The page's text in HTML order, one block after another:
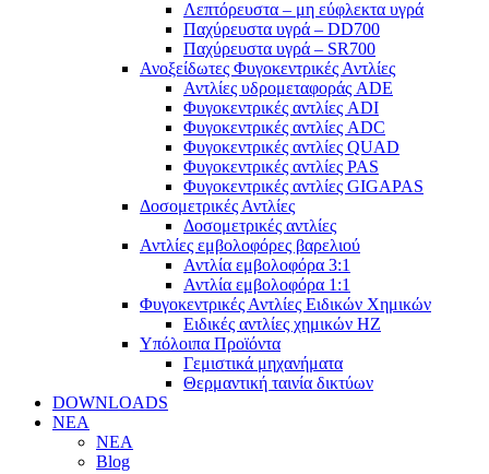
Λεπτόρευστα – μη εύφλεκτα υγρά
Παχύρευστα υγρά – DD700
Παχύρευστα υγρά – SR700
Ανοξείδωτες Φυγοκεντρικές Αντλίες
Αντλίες υδρομεταφοράς ADE
Φυγοκεντρικές αντλίες ADI
Φυγοκεντρικές αντλίες ADC
Φυγοκεντρικές αντλίες QUAD
Φυγοκεντρικές αντλίες PAS
Φυγοκεντρικές αντλίες GIGAPAS
Δοσομετρικές Αντλίες
Δοσομετρικές αντλίες
Αντλίες εμβολοφόρες βαρελιού
Αντλία εμβολοφόρα 3:1
Αντλία εμβολοφόρα 1:1
Φυγοκεντρικές Αντλίες Ειδικών Χημικών
Ειδικές αντλίες χημικών ΗΖ
Υπόλοιπα Προϊόντα
Γεμιστικά μηχανήματα
Θερμαντική ταινία δικτύων
DOWNLOADS
ΝΕΑ
ΝΕΑ
Blog